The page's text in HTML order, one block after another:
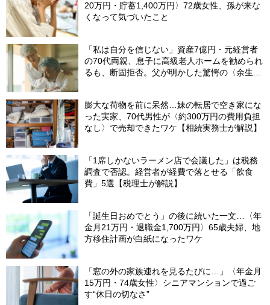
20万円・貯蓄1,400万円〉72歳女性、孫が来な
くなって気づいたこと
「私は自分を信じない」資産7億円・元経営者
の70代両親、息子に高級老人ホームを勧められ
るも、断固拒否。父が明かした驚愕の〈余生計
膨大な荷物を前に呆然…妹の転居で空き家にな
った実家、70代男性が〈約300万円の費用負担
なし〉で売却できたワケ【相続実務士が解説】
「1席しかないラーメン店で会議した」は税務
調査で否認。経営者が経費で落とせる「飲食
費」5選【税理士が解説】
「誕生日おめでとう」の後に続いた一文…〈年
金月21万円・退職金1,700万円〉65歳夫婦、地
方移住計画が白紙になったワケ
「窓の外の家族連れを見るたびに…」〈年金月
15万円・74歳女性〉シニアマンションで過ご
す“休日の切なさ”